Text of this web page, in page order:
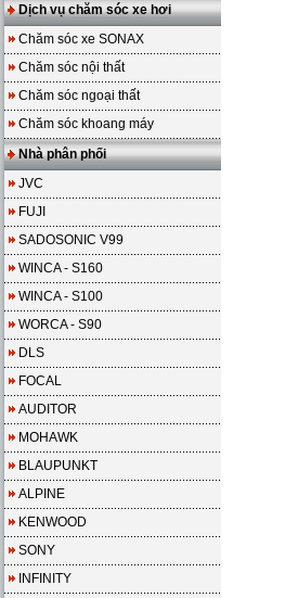
Dịch vụ chăm sóc xe hơi
Chăm sóc xe SONAX
Chăm sóc nội thất
Chăm sóc ngoại thất
Chăm sóc khoang máy
Nhà phân phối
JVC
FUJI
SADOSONIC V99
WINCA - S160
WINCA - S100
WORCA - S90
DLS
FOCAL
AUDITOR
MOHAWK
BLAUPUNKT
ALPINE
KENWOOD
SONY
INFINITY